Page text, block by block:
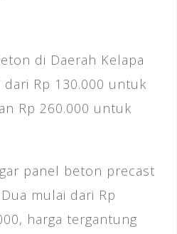
di Daerah Kelapa
dari Rp 130.000 untuk
Rp 260.000 untuk
panel beton precast
mulai dari Rp
harga tergantung